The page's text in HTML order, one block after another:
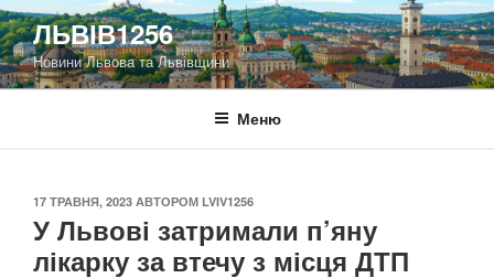
Перейти
до
вмісту
ЛЬВІВ1256
Новини Львова та Львівщини
Меню
ОПУБЛІКОВАНО
17 ТРАВНЯ, 2023 АВТОРОМ LVIV1256
У Львові затримали п’яну
лікарку за втечу з місця ДТП